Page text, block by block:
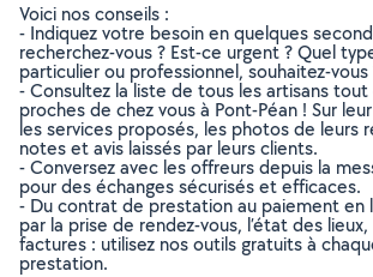
Voici nos conseils :
- Indiquez votre besoin en quelques
recherchez-vous ? Est-ce urgent ? Quel
particulier ou professionnel, souhaitez-vous
- Consultez la liste de tous les artisans
proches de chez vous à Pont-Péan ! Sur
les services proposés, les photos de leurs
notes et avis laissés par leurs clients.
- Conversez avec les offreurs depuis la
pour des échanges sécurisés et efficaces.
- Du contrat de prestation au paiement en
par la prise de rendez-vous, l’état des
factures : utilisez nos outils gratuits à
prestation.